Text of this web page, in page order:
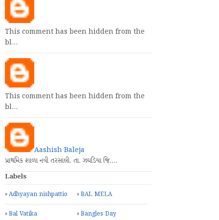
This comment has been hidden from the
bl…
This comment has been hidden from the
bl…
Aashish Baleja
પ્રાથમિક શાળા નવી તરસાલી. તા. ઝઘડિયા જિ.…
Labels
Adhyayan nishpattio BAL MELA
Bal Vatika Bangles Day